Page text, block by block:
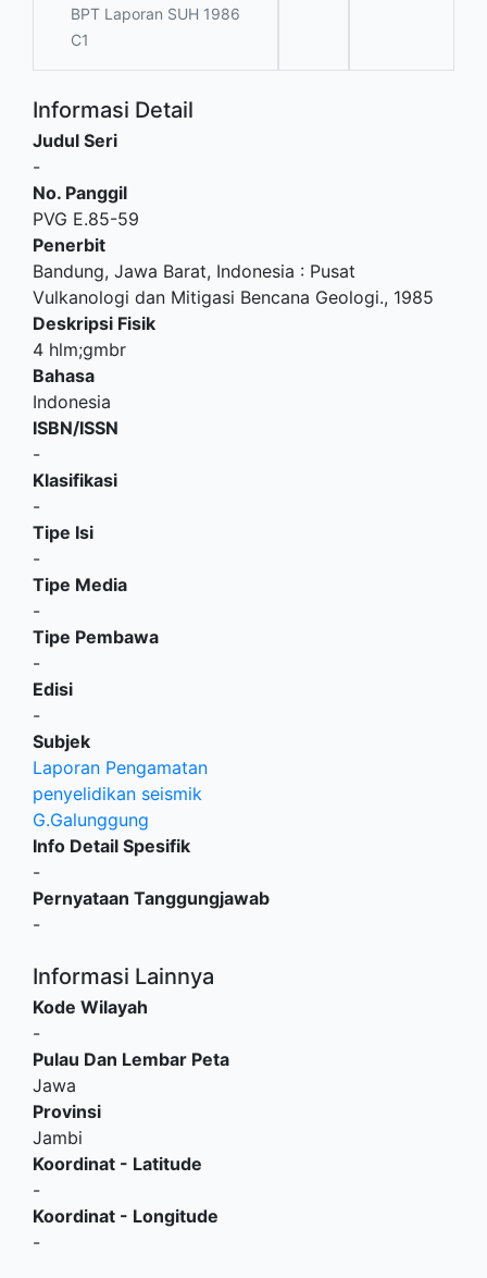
BPT Laporan SUH 1986
C1
Informasi Detail
Judul Seri
-
No. Panggil
PVG E.85-59
Penerbit
Bandung, Jawa Barat, Indonesia : Pusat
Vulkanologi dan Mitigasi Bencana Geologi., 1985
Deskripsi Fisik
4 hlm;gmbr
Bahasa
Indonesia
ISBN/ISSN
-
Klasifikasi
-
Tipe Isi
-
Tipe Media
-
Tipe Pembawa
-
Edisi
-
Subjek
Laporan Pengamatan
penyelidikan seismik
G.Galunggung
Info Detail Spesifik
-
Pernyataan Tanggungjawab
-
Informasi Lainnya
Kode Wilayah
-
Pulau Dan Lembar Peta
Jawa
Provinsi
Jambi
Koordinat - Latitude
-
Koordinat - Longitude
-